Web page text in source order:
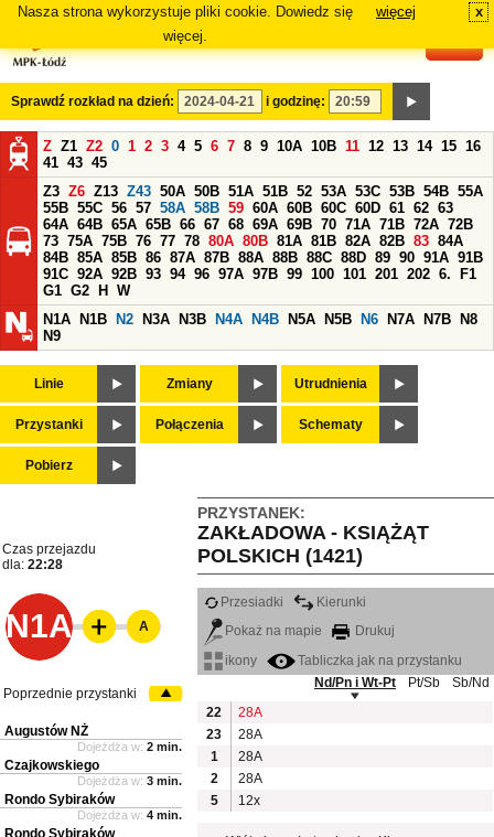
Nasza strona wykorzystuje pliki cookie. Dowiedz się
więcej.
więcej x
Sprawdź rozkład na dzień: i godzinę:
Z Z1 Z2 0 1 2 3 4 5 6 7 8 9 10A 10B 11 12 13 14 15 16
41 43 45
Z3 Z6 Z13 Z43 50A 50B 51A 51B 52 53A 53C 53B 54B 55A
55B 55C 56 57 58A 58B 59 60A 60B 60C 60D 61 62 63
64A 64B 65A 65B 66 67 68 69A 69B 70 71A 71B 72A 72B
73 75A 75B 76 77 78 80A 80B 81A 81B 82A 82B 83 84A
84B 85A 85B 86 87A 87B 88A 88B 88C 88D 89 90 91A 91B
91C 92A 92B 93 94 96 97A 97B 99 100 101 201 202 6.
F1
G1 G2 H
W
N1A
N1B N2 N3A N3B N4A N4B N5A N5B N6 N7A N7B
N8
N9
Linie Zmiany Utrudnienia
Przystanki Połączenia Schematy
Pobierz
PRZYSTANEK:
ZAKŁADOWA - KSIĄŻĄT
POLSKICH (1421)
Czas przejazdu
dla: 22:28
N1A
Przesiadki
Kierunki
Pokaż na mapie
Drukuj
ikony
Tabliczka jak na przystanku
Nd/Pn i Wt-Pt
Pt/Sb
Sb/Nd
22
28A
23
28A
1
28A
2
28A
5
12x
A
Poprzednie przystanki
Augustów NŻ
Dojeżdża w: 2 min.
Czajkowskiego
Dojeżdża w: 3 min.
Rondo Sybiraków
Dojeżdża w: 4 min.
Rondo Sybiraków